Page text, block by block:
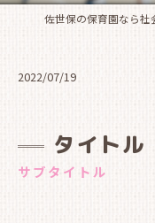
2022/07/19
タイトル
サブタイトル